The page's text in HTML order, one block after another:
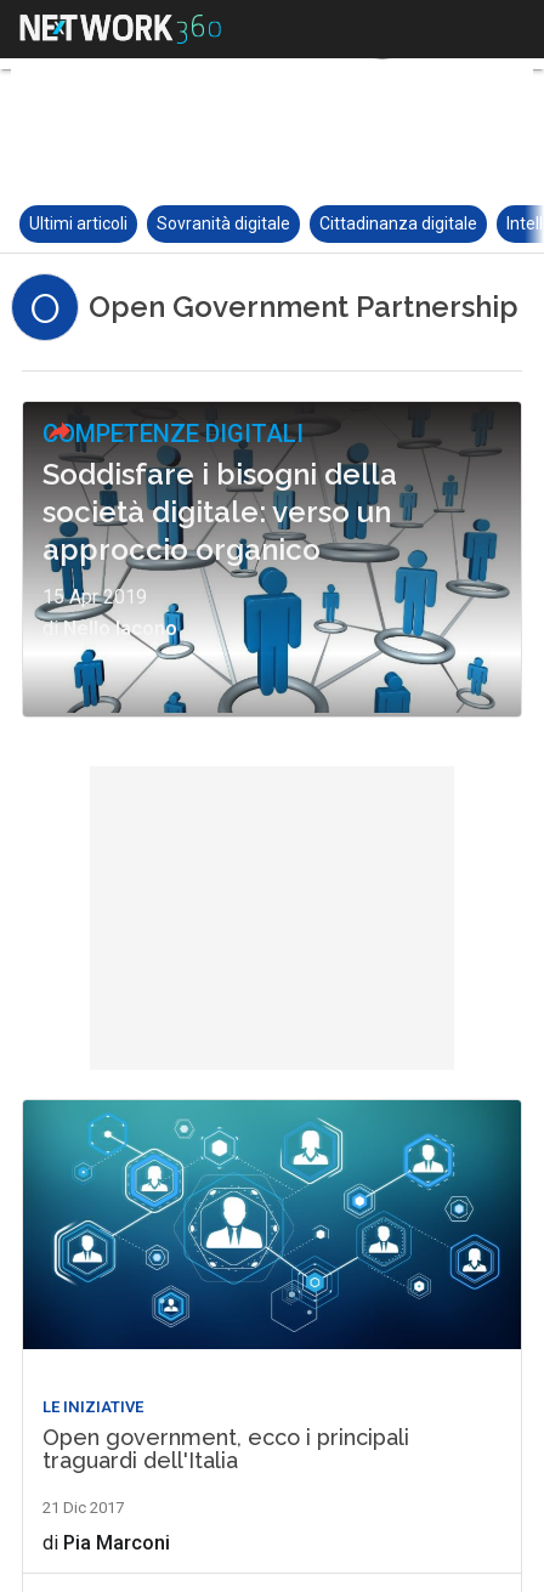
Ultimi articoli Sovranità digitale Cittadinanza digitale
O Open Government Partnership
COMPETENZE DIGITALI
Soddisfare i bisogni della
società digitale: verso un
approccio organico
15 Apr 2019
diNello Iacono
LE INIZIATIVE
Open government, ecco i principali
traguardi dell'Italia
21 Dic 2017
di Pia Marconi